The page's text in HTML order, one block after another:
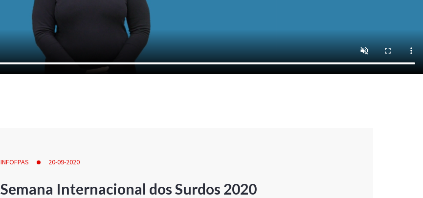
INFOFPAS 20-09-2020
Semana Internacional dos Surdos 2020